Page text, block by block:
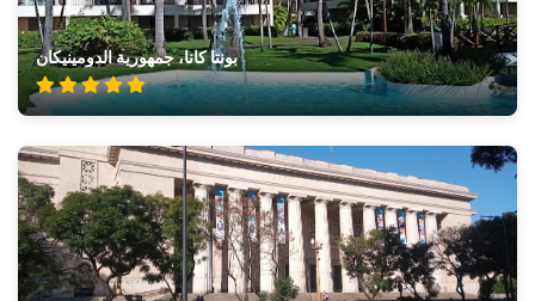
بونتا كانا، جمهورية الدومينيكان